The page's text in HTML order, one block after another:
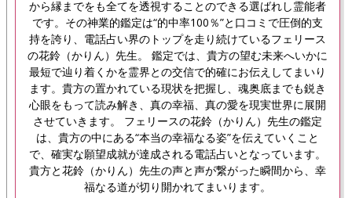
から縁までをも全てを透視することのできる選ばれし霊能者
です。その神業的鑑定は“的中率100％”と口コミで圧倒的支
持を誇り、電話占い界のトップを走り続けているフェリース
の花鈴（かりん）先生。 鑑定では、貴方の望む未来へいかに
最短で辿り着くかを霊界との交信で的確にお伝えしてまいり
ます。貴方の置かれている現状を把握し、魂奥底までも鋭き
心眼をもって読み解き、真の幸福、真の愛を現実世界に展開
させていきます。 フェリースの花鈴（かりん）先生の鑑定
は、貴方の中にある“本当の幸福なる姿”を伝えていくこと
で、確実な願望成就が達成される電話占いとなっています。
貴方と花鈴（かりん）先生の声と声が繋がった瞬間から、幸
福なる道が切り開かれてまいります。